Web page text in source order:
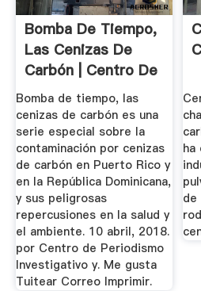
Bomba De Tiempo,
Las Cenizas De
Carbón | Centro De
...
Bomba de tiempo, las
cenizas de carbón es una
serie especial sobre la
contaminación por cenizas
de carbón en Puerto Rico y
en la República Dominicana,
y sus peligrosas
repercusiones en la salud y
el ambiente. 10 abril, 2018.
por Centro de Periodismo
Investigativo y. Me gusta
Tuitear Correo Imprimir.
ha
de